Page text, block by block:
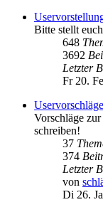
Bitte stellt
648
3692
Letzter
Fr 20.
Uservorschläge
Vorschläge
schreiben!
37
374
Letzter
von
Di 26.